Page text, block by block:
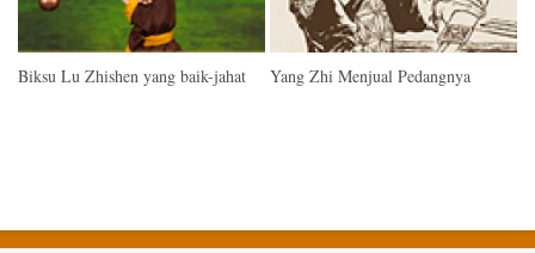
Biksu Lu Zhishen yang baik-jahat Yang Zhi Menjual Pedangnya